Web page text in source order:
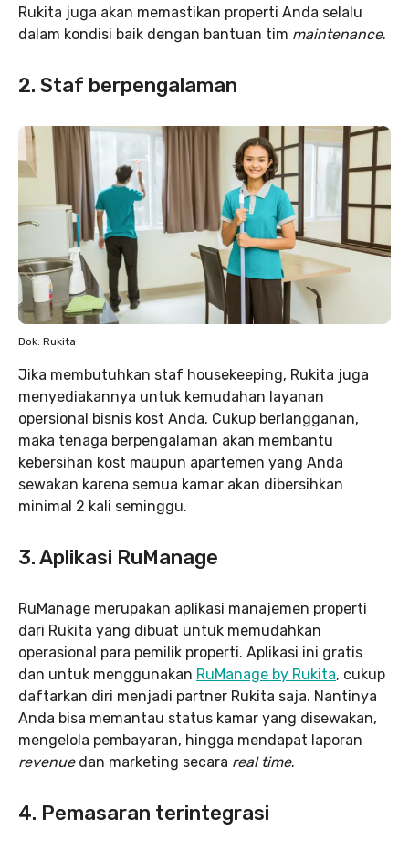
Rukita juga akan memastikan properti Anda selalu
dalam kondisi baik dengan bantuan tim maintenance.
2. Staf berpengalaman
Dok. Rukita
Jika membutuhkan staf housekeeping, Rukita juga
menyediakannya untuk kemudahan layanan
opersional bisnis kost Anda. Cukup berlangganan,
maka tenaga berpengalaman akan membantu
kebersihan kost maupun apartemen yang Anda
sewakan karena semua kamar akan dibersihkan
minimal 2 kali seminggu.
3. Aplikasi RuManage
RuManage merupakan aplikasi manajemen properti
dari Rukita yang dibuat untuk memudahkan
operasional para pemilik properti. Aplikasi ini gratis
dan untuk menggunakan RuManage by Rukita, cukup
daftarkan diri menjadi partner Rukita saja. Nantinya
Anda bisa memantau status kamar yang disewakan,
mengelola pembayaran, hingga mendapat laporan
revenuedan marketing secara real time.
4. Pemasaran terintegrasi